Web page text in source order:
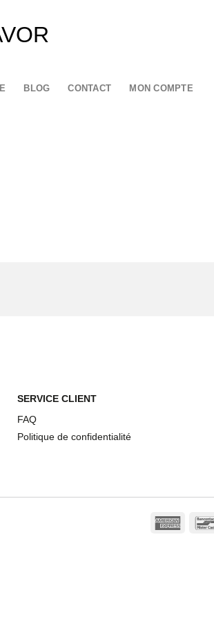
BLOG CONTACT MON COMPTE
SERVICE CLIENT
FAQ
Politique de confidentialité